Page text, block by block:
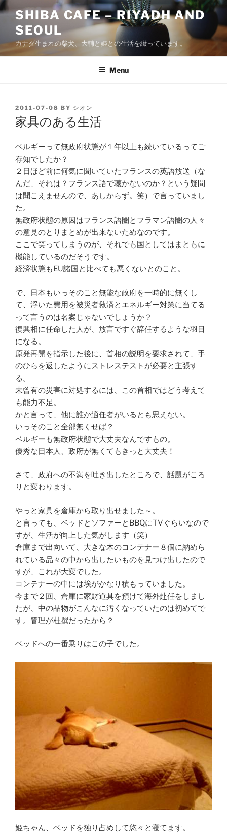
Skip
content
SHIBA CAFE – RIYADH AND
SEOUL
カナダ生まれの柴犬、大輔と姫との生活を綴っています。
Menu
POSTED
ON
2011-07-08 BY シオン
家具のある生活
ベルギーって無政府状態が１年以上も続いているってご
存知でしたか？
２日ほど前に何気に聞いていたフランスの英語放送（な
んだ、それは？フランス語で聴かないのか？という疑問
は聞こえませんので、あしからず。笑）で言っていまし
た。
無政府状態の原因はフランス語圏とフラマン語圏の人々
の意見のとりまとめが出来ないためなのです。
ここで笑ってしまうのが、それでも国としてはまともに
機能しているのだそうです。
経済状態もEU諸国と比べても悪くないとのこと。
で、日本もいっそのこと無能な政府を一時的に無くし
て、浮いた費用を被災者救済とエネルギー対策に当てる
って言うのは名案じゃないでしょうか？
復興相に任命した人が、放言ですぐ辞任するような羽目
になる。
原発再開を指示した後に、首相の説明を要求されて、手
のひらを返したようにストレステストが必要と主張す
る。
未曾有の災害に対処するには、この首相ではどう考えて
も能力不足。
かと言って、他に誰か適任者がいるとも思えない。
いっそのこと全部無くせば？
ベルギーも無政府状態で大丈夫なんですもの。
優秀な日本人、政府が無くてもきっと大丈夫！
さて、政府への不満を吐き出したところで、話題がころ
りと変わります。
やっと家具を倉庫から取り出せました～。
と言っても、ベッドとソファーとBBQにTVぐらいなので
すが、生活が向上した気がします（笑）
倉庫まで出向いて、大きな木のコンテナー８個に納めら
れている品々の中から出したいものを見つけ出したので
すが、これが大変でした。
コンテナーの中には埃がかなり積もっていました。
今まで２回、倉庫に家財道具を預けて海外赴任をしまし
たが、中の品物がこんなに汚くなっていたのは初めてで
す。管理が杜撰だったから？
ベッドへの一番乗りはこの子でした。
姫ちゃん、ベッドを独り占めして悠々と寝てます。